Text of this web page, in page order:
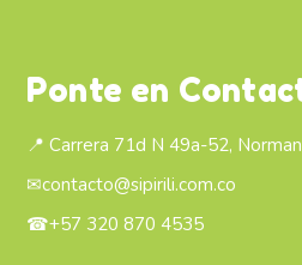
Ponte en
📍 Carrera 71d N 49a-52,
✉contacto@sipirili.com.co
☎+57 320 870 4535